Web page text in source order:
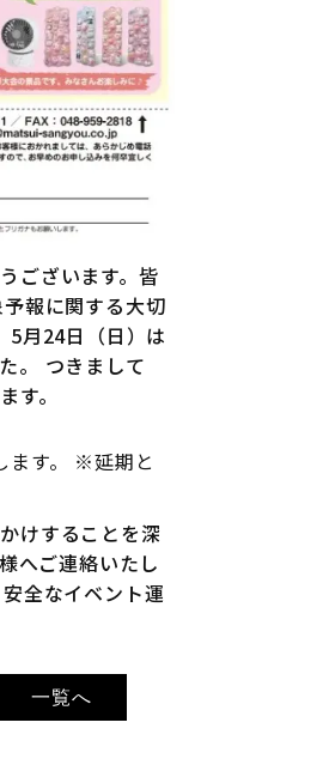
ございます。皆
報に関する大切
5月24日（日）は
。 つきまして
す。
ます。 ※延期と
けすることを深
へご連絡いたし
全なイベント運
一覧へ